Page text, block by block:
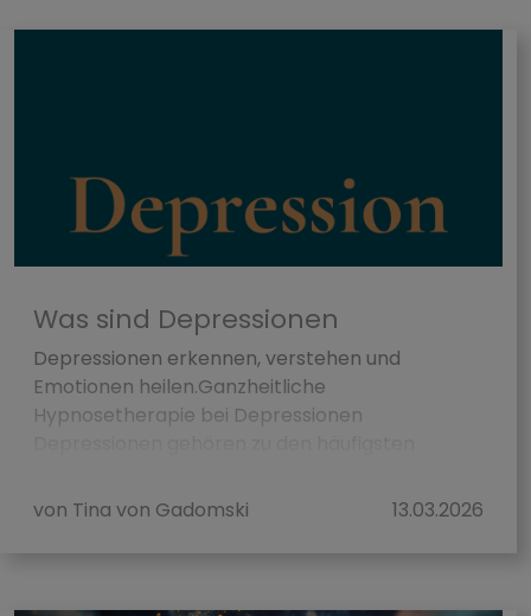
Was sind Depressionen
Depressionen erkennen, verstehen und
Emotionen heilen.Ganzheitliche
Hypnosetherapie bei Depressionen
von Tina von Gadomski
13.03.2026